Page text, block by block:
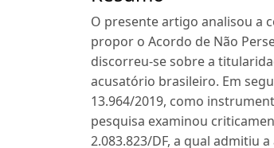
O presente artigo analisou a
propor o Acordo de Não
discorreu-se sobre a
acusatório brasileiro. Em
13.964/2019, como
pesquisa examinou
2.083.823/DF, a qual admitiu